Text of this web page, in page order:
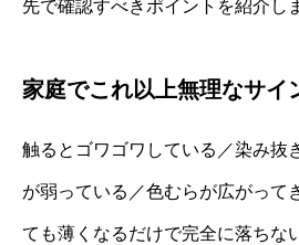
先で確認すべきポイントを紹介し
家庭でこれ以上無理なサイ
触るとゴワゴワしている／染み抜
が弱っている／色むらが広がって
ても薄くなるだけで完全に落ちな